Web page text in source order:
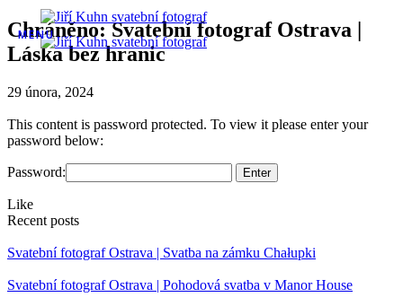
MENU
Chráněno: Svatební fotograf Ostrava |
Láska bez hranic
29 února, 2024
This content is password protected. To view it please enter your
password below:
Password:
Like
Recent posts
Svatební fotograf Ostrava | Svatba na zámku Chałupki
Svatební fotograf Ostrava | Pohodová svatba v Manor House